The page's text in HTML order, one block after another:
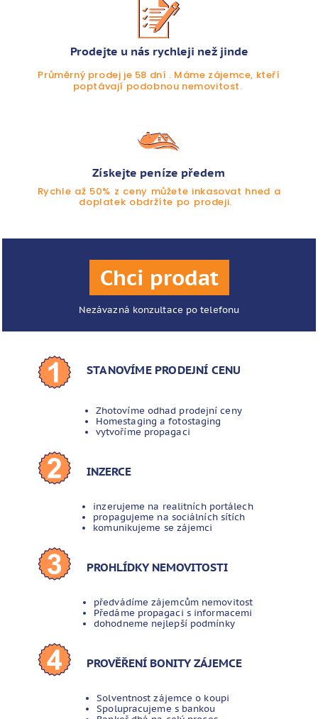
Prodejte u nás rychleji než jinde
Průměrný prodej je 58 dní . Máme zájemce, kteří
poptávají podobnou nemovitost.
Získejte peníze předem
Rychle až 50% z ceny můžete inkasovat hned a
doplatek obdržíte po prodeji.
Chci prodat
Nezávazná konzultace po telefonu
STANOVÍME PRODEJNÍ CENU
Zhotovíme odhad prodejní ceny
Homestaging a fotostaging
vytvoříme propagaci
INZERCE
inzerujeme na realitních portálech
propagujeme na sociálních sítích
komunikujeme se zájemci
PROHLÍDKY NEMOVITOSTI
předvádíme zájemcům nemovitost
Předáme propagaci s informacemi
dohodneme nejlepší podmínky
PROVĚŘENÍ BONITY ZÁJEMCE
Solventnost zájemce o koupi
Spolupracujeme s bankou